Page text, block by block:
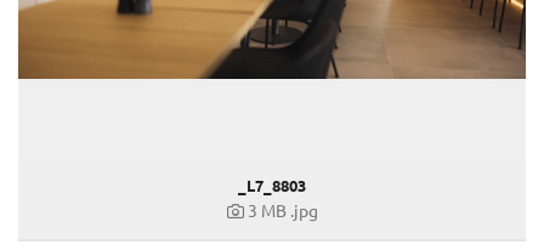
_L7_8803
3 MB .jpg